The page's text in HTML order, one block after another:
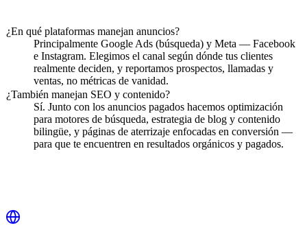
¿En qué plataformas manejan anuncios?
Principalmente Google Ads (búsqueda) y Meta — Facebook
e Instagram. Elegimos el canal según dónde tus clientes
realmente deciden, y reportamos prospectos, llamadas y
ventas, no métricas de vanidad.
¿También manejan SEO y contenido?
Sí. Junto con los anuncios pagados hacemos optimización
para motores de búsqueda, estrategia de blog y contenido
bilingüe, y páginas de aterrizaje enfocadas en conversión —
para que te encuentren en resultados orgánicos y pagados.